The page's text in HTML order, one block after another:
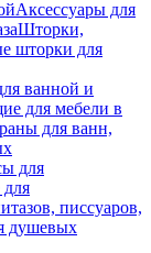
Аксессуары для
Шторки,
шторки для
ванной и
для мебели в
для ванн,
для
писсуаров,
душевых